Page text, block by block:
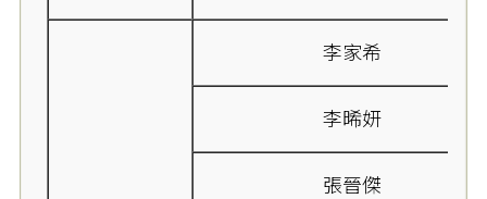
李家希
李晞妍
張晉傑